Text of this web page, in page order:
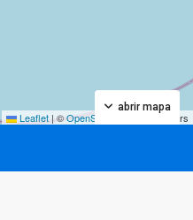
Leaflet |©OpenStreetMap contributors
abrir mapa